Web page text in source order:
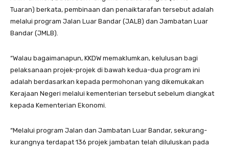
Tuaran) berkata, pembinaan dan penaiktarafan tersebut adalah
melalui program Jalan Luar Bandar (JALB) dan Jambatan Luar
Bandar (JMLB).
“Walau bagaimanapun, KKDW memaklumkan, kelulusan bagi
pelaksanaan projek-projek di bawah kedua-dua program ini
adalah berdasarkan kepada permohonan yang dikemukakan
Kerajaan Negeri melalui kementerian tersebut sebelum diangkat
kepada Kementerian Ekonomi.
“Melalui program Jalan dan Jambatan Luar Bandar, sekurang-
kurangnya terdapat 136 projek jambatan telah diluluskan pada